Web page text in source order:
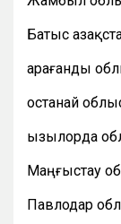
Батыс
Қарағанды
Қостанай
Қызылорда
Маңғыстау
Павлодар